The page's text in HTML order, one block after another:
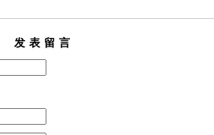
发表留言